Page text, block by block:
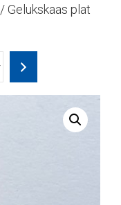
/ Gelukskaas plat